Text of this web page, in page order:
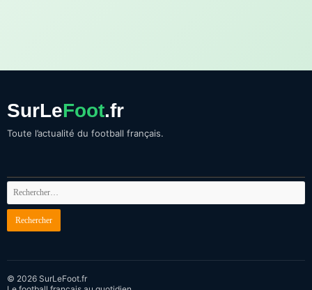
SurLeFoot.fr
Toute l’actualité du football français.
© 2026 SurLeFoot.fr